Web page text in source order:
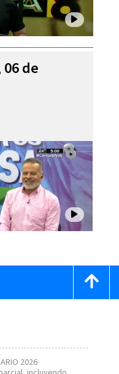
06 de
2026